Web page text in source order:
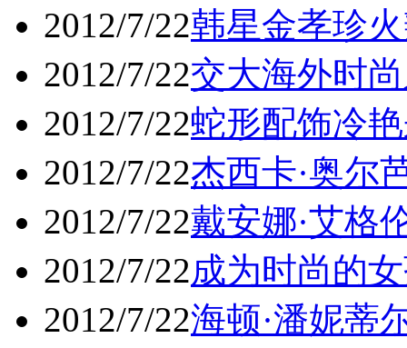
2012/7/22韩星金孝珍
2012/7/22交大海外时
2012/7/22蛇形配饰冷
2012/7/22杰西卡·奥尔
2012/7/22戴安娜·艾格
2012/7/22成为时尚的
2012/7/22海顿·潘妮蒂